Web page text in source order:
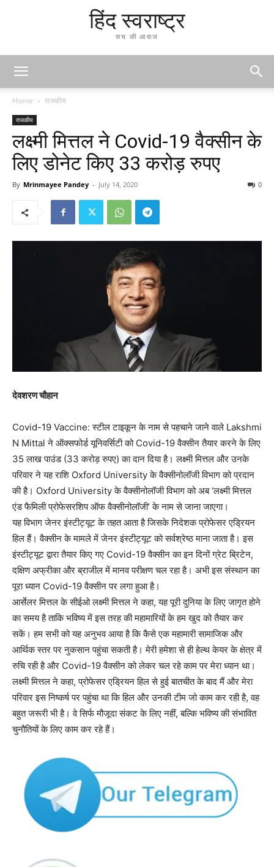
हिंद स्वराष्ट्र
सच की आवाज
Home राजकीय
राजकीय
लक्ष्मी मित्तल ने Covid-19 वैक्सीन के
लिए डोनेट किए 33 करोड़ रुपए
By Mrinmayee Pandey - July 14, 2020 0
देवशरण चौहान
Covid-19 Vaccine: स्टील टाइकून के नाम से पहचाने जाने वाले Lakshmi
N Mittal ने ऑक्सफोर्ड यूनिवर्सिटी को Covid-19 वैक्सीन तैयार करने के लिए
35 लाख पाउंड (33 करोड़ रुपए) का दान दिया है। लक्ष्मी मित्तल और उनके
परिवार ने यह राशि Oxford University के वैक्सीनोलॉजी विभाग को प्रदान
की है। Oxford University के वैक्सीनोलॉजी विभाग को अब ‘लक्ष्मी मित्तल
एंड फैमिली प्रोफेसरशिप ऑफ वैक्सीनोलॉजी’ के नाम से जाना जाएगा।
यह विभाग जेनर इंस्टीट्यूट के तहत आता है जिसके निदेशक प्रोफेसर एड्रियन
हिल हैं। वैक्सीन के मामले में जेनर इंस्टीट्यूट को सर्वश्रेष्ठ माना जाता है। इस
इंस्टीट्यूट द्वारा तैयार किए गए Covid-19 वैक्सीन का इन दिनों ग्रेट ब्रिटेन,
दक्षिण अफ्रीका और ब्राजील में मानव परीक्षण चल रहा है। अभी इस संस्थान का
पूरा ध्यान Covid-19 वैक्सीन पर लगा हुआ है।
आर्सेलर मित्तल के सीईओ लक्ष्मी मित्तल ने कहा, यह पूरी दुनिया के लिए जागृत होने
का समय है ताकि भविष्य में इस तरह की महामारियों के हम खुद को तैयार कर
सकें। हम सभी को यह अनुभव आया है कि कैसे एक महामारी सामाजिक और
आर्थिक स्तर पर नुकसान पहुंचा सकती है। मेरी हमेशा से ही हेल्थ केयर के क्षेत्र में
रुचि रही है और Covid-19 वैक्सीन को लेकर चल रहे काम पर मेरा ध्यान था।
लक्ष्मी मित्तल ने कहा, प्रोफेसर एड्रियन हिल से हुई बातचीत के बाद मैं और मेरा
परिवार इस निष्कर्ष पर पहुंचा था कि हिल और उनकी टीम जो काम कर रही है, वह
बहुत जरूरी भी है। वे सिर्फ मौजूदा संकट के लिए नहीं, बल्कि भविष्य की संभावित
चुनौतियों के लिए काम कर रहे हैं।